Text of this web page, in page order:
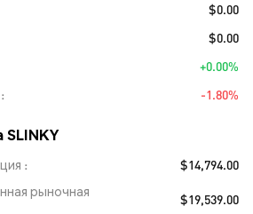
$0.00
$0.00
+0.00%
-1.80%
SLINKY
$14,794.00
рыночная
$19,539.00